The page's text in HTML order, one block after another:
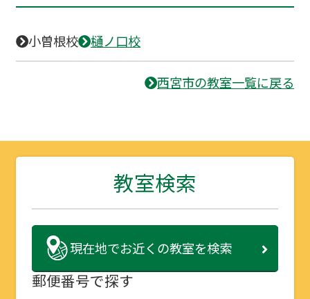
小曽根校 樋ノ口校
西宮市の教室一覧に戻る
教室検索
現在地でお近くの教室を検索
郵便番号で探す